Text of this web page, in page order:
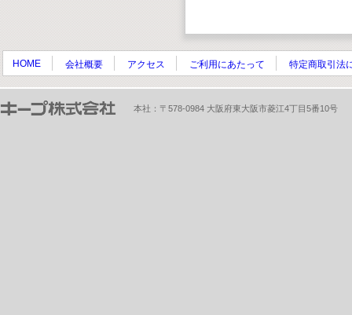
HOME 会社概要 アクセス ご利用にあたって 特定商取引法
本社：〒578-0984 大阪府東大阪市菱江4丁目5番10号